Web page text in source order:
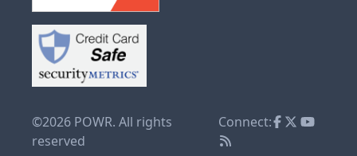
©2026 POWR. All rights
reserved
Connect: